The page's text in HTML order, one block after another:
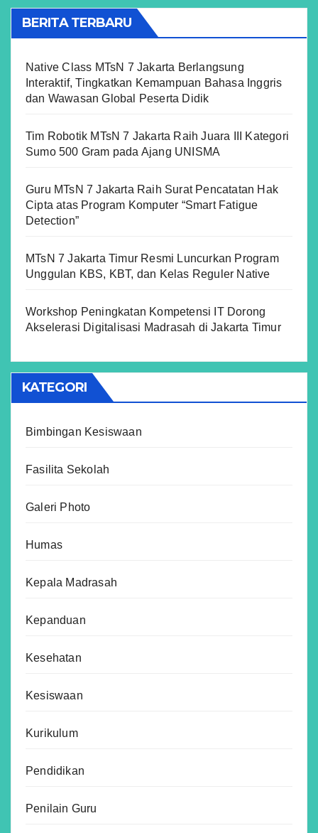
BERITA TERBARU
Native Class MTsN 7 Jakarta Berlangsung
Interaktif, Tingkatkan Kemampuan Bahasa Inggris
dan Wawasan Global Peserta Didik
Tim Robotik MTsN 7 Jakarta Raih Juara III Kategori
Sumo 500 Gram pada Ajang UNISMA
Guru MTsN 7 Jakarta Raih Surat Pencatatan Hak
Cipta atas Program Komputer “Smart Fatigue
Detection”
MTsN 7 Jakarta Timur Resmi Luncurkan Program
Unggulan KBS, KBT, dan Kelas Reguler Native
Workshop Peningkatan Kompetensi IT Dorong
Akselerasi Digitalisasi Madrasah di Jakarta Timur
KATEGORI
Bimbingan Kesiswaan
Fasilita Sekolah
Galeri Photo
Humas
Kepala Madrasah
Kepanduan
Kesehatan
Kesiswaan
Kurikulum
Pendidikan
Penilain Guru